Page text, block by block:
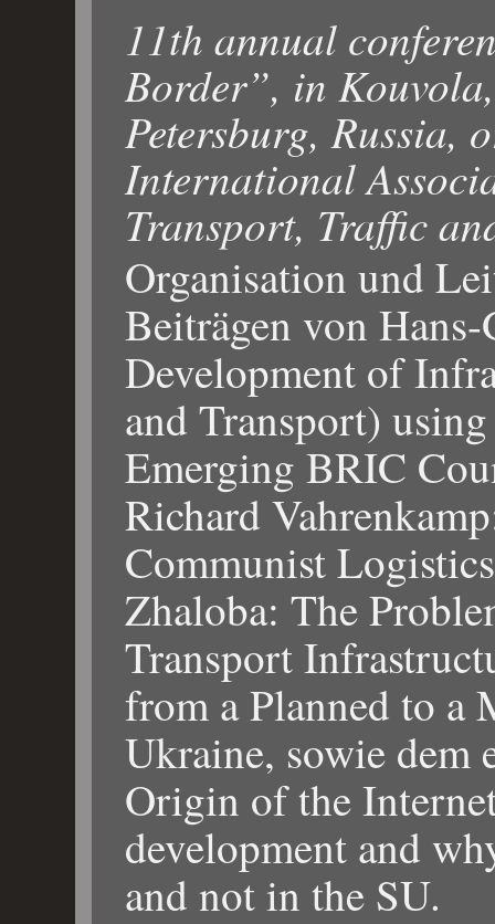
11th annual
Border”, in
Petersburg, Russia,
International
Transport, Traffic
Organisation und
Beiträgen von
Development of
and Transport)
Emerging BRIC
Richard
Communist
Zhaloba: The
Transport
from a Planned to a
Ukraine, sowie dem
Origin of the
development and
and not in the SU.